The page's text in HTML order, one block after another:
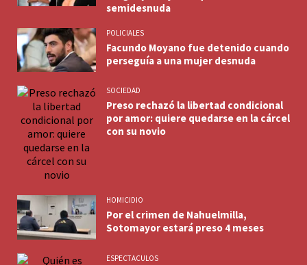
semidesnuda
POLICIALES
Facundo Moyano fue detenido cuando
perseguía a una mujer desnuda
SOCIEDAD
Preso rechazó la libertad condicional
por amor: quiere quedarse en la cárcel
con su novio
HOMICIDIO
Por el crimen de Nahuelmilla,
Sotomayor estará preso 4 meses
ESPECTACULOS